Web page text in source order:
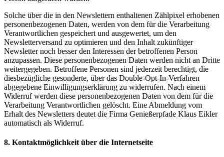
Solche über die in den Newslettern enthaltenen Zählpixel erhobenen
personenbezogenen Daten, werden von dem für die Verarbeitung
Verantwortlichen gespeichert und ausgewertet, um den
Newsletterversand zu optimieren und den Inhalt zukünftiger
Newsletter noch besser den Interessen der betroffenen Person
anzupassen. Diese personenbezogenen Daten werden nicht an Dritte
weitergegeben. Betroffene Personen sind jederzeit berechtigt, die
diesbezügliche gesonderte, über das Double-Opt-In-Verfahren
abgegebene Einwilligungserklärung zu widerrufen. Nach einem
Widerruf werden diese personenbezogenen Daten von dem für die
Verarbeitung Verantwortlichen gelöscht. Eine Abmeldung vom
Erhalt des Newsletters deutet die Firma Genießerpfade Klaus Eikler
automatisch als Widerruf.
8. Kontaktmöglichkeit über die Internetseite